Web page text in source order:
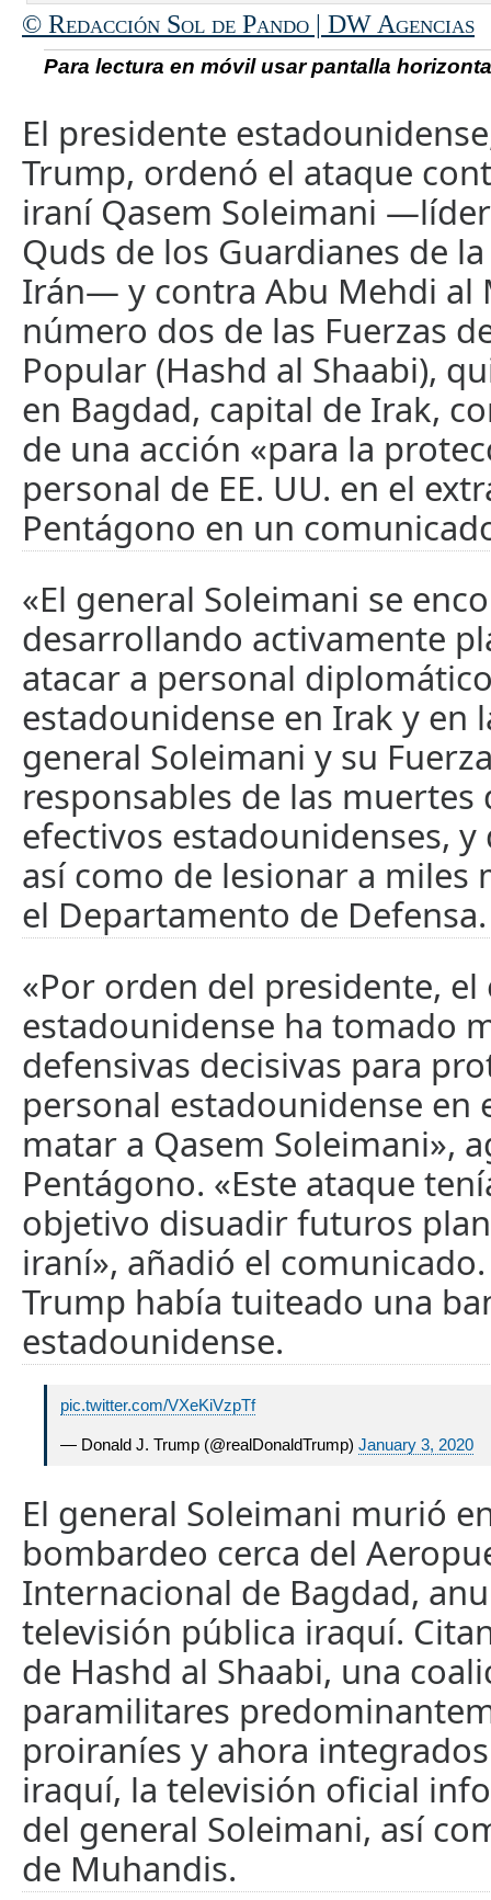
© Redacción Sol de Pando | DW Agencias
Para lectura en móvil usar pantalla
El presidente
Trump, ordenó el ataque
iraní Qasem Soleimani
Quds de los Guardianes de
Irán— y contra Abu Mehdi al
número dos de las Fuerzas
Popular (Hashd al Shaabi),
en Bagdad, capital de Irak,
de una acción «para la
personal de EE. UU. en el
Pentágono en un
«El general Soleimani se
desarrollando activamente
atacar a personal
estadounidense en Irak y en
general Soleimani y su
responsables de las muertes
efectivos estadounidenses, y
así como de lesionar a miles
el Departamento de
«Por orden del presidente, el
estadounidense ha tomado
defensivas decisivas para
personal estadounidense en
matar a Qasem Soleimani»,
Pentágono. «Este ataque
objetivo disuadir futuros
iraní», añadió el
Trump había tuiteado una
estadounidense.
pic.twitter.com/VXeKiVzpTf
— Donald J. Trump (@realDonaldTrump) January 3, 2020
El general Soleimani murió
bombardeo cerca del
Internacional de Bagdad,
televisión pública iraquí.
de Hashd al Shaabi, una
paramilitares
proiraníes y ahora
iraquí, la televisión oficial
del general Soleimani, así
de Muhandis.